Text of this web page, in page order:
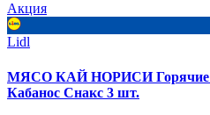
Акция
Lidl
МЯСО КАЙ НОРИСИ Горячие
Кабанос Снакс 3 шт.